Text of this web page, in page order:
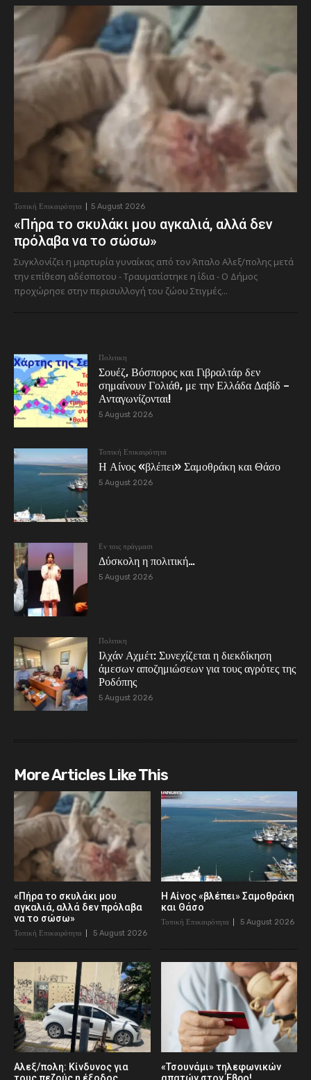
Τοπική Επικαιρότητα 5 August 2026
«Πήρα το σκυλάκι μου αγκαλιά, αλλά δεν
πρόλαβα να το σώσω»
Συγκλονίζει η μαρτυρία γυναίκας από τον Άπαλο Αλεξ/πολης μετά
την επίθεση αδέσποτου - Τραυματίστηκε η ίδια - Ο Δήμος
προχώρησε στην περισυλλογή του ζώου Στιγμές...
Πολιτικη
Σουέζ, Βόσπορος και Γιβραλτάρ δεν
σημαίνουν Γολιάθ, με την Ελλάδα Δαβίδ –
Ανταγωνίζονται!
5 August 2026
Τοπική Επικαιρότητα
Η Αίνος «βλέπει» Σαμοθράκη και Θάσο
5 August 2026
Εν τοις πράγμασι
Δύσκολη η πολιτική…
5 August 2026
Πολιτικη
Ιλχάν Αχμέτ: Συνεχίζεται η διεκδίκηση
άμεσων αποζημιώσεων για τους αγρότες της
Ροδόπης
5 August 2026
More Articles Like This
«Πήρα το σκυλάκι μου
αγκαλιά, αλλά δεν πρόλαβα
να το σώσω»
Τοπική Επικαιρότητα 5 August 2026
Η Αίνος «βλέπει» Σαμοθράκη
και Θάσο
Τοπική Επικαιρότητα 5 August 2026
Αλεξ/πολη: Κίνδυνος για
τους πεζούς η έξοδος
«Τσουνάμι» τηλεφωνικών
απατών στον Έβρο!